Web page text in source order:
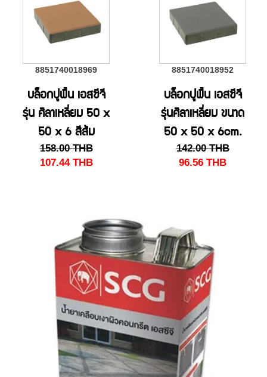
8851740018969
บล็อกปูพื้น เอสซีจี
รุ่น ศิลาเหลี่ยม 50 x
50 x 6 สีส้ม
158.00 THB
107.44 THB
8851740018952
บล็อกปูพื้น เอสซีจี
รุ่นศิลาเหลี่ยม ขนาด
50 x 50 x 6cm.
สีเทา
142.00 THB
96.56 THB